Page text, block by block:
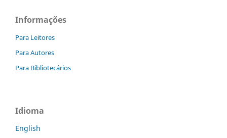
Informações
Para Leitores
Para Autores
Para Bibliotecários
Idioma
English